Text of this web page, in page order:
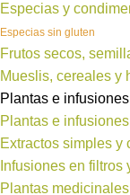
Especias y
Especias sin gluten
Frutos secos,
Mueslis, cereales y
Plantas e infusiones
Plantas e
Extractos simples y
Infusiones en filtros
Plantas